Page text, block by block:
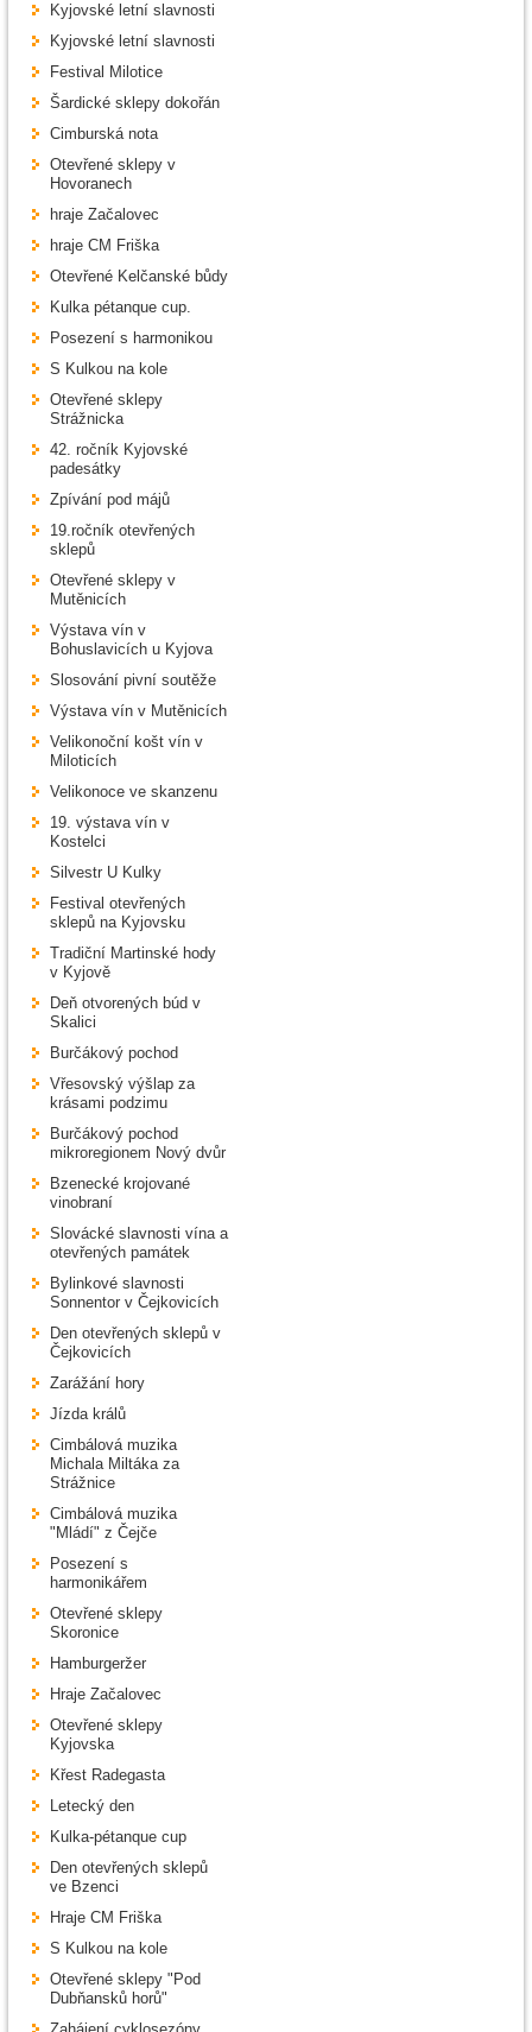
Kyjovské letní slavnosti
Kyjovské letní slavnosti
Festival Milotice
Šardické sklepy dokořán
Cimburská nota
Otevřené sklepy v
Hovoranech
hraje Začalovec
hraje CM Friška
Otevřené Kelčanské bůdy
Kulka pétanque cup.
Posezení s harmonikou
S Kulkou na kole
Otevřené sklepy
Strážnicka
42. ročník Kyjovské
padesátky
Zpívání pod májů
19.ročník otevřených
sklepů
Otevřené sklepy v
Mutěnicích
Výstava vín v
Bohuslavicích u Kyjova
Slosování pivní soutěže
Výstava vín v Mutěnicích
Velikonoční košt vín v
Miloticích
Velikonoce ve skanzenu
19. výstava vín v
Kostelci
Silvestr U Kulky
Festival otevřených
sklepů na Kyjovsku
Tradiční Martinské hody
v Kyjově
Deň otvorených búd v
Skalici
Burčákový pochod
Vřesovský výšlap za
krásami podzimu
Burčákový pochod
mikroregionem Nový dvůr
Bzenecké krojované
vinobraní
Slovácké slavnosti vína a
otevřených památek
Bylinkové slavnosti
Sonnentor v Čejkovicích
Den otevřených sklepů v
Čejkovicích
Zarážání hory
Jízda králů
Cimbálová muzika
Michala Miltáka za
Strážnice
Cimbálová muzika
"Mládí" z Čejče
Posezení s
harmonikářem
Otevřené sklepy
Skoronice
Hamburgeržer
Hraje Začalovec
Otevřené sklepy
Kyjovska
Křest Radegasta
Letecký den
Kulka-pétanque cup
Den otevřených sklepů
ve Bzenci
Hraje CM Friška
S Kulkou na kole
Otevřené sklepy "Pod
Dubňansků horů"